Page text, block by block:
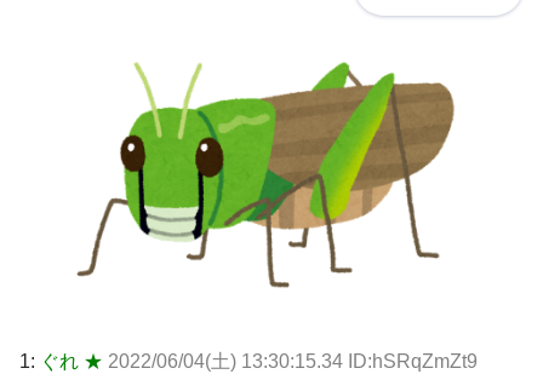
1: ぐれ ★ 2022/06/04(土) 13:30:15.34 ID:hSRqZmZt9